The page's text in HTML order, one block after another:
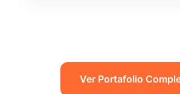
Ver Portafolio